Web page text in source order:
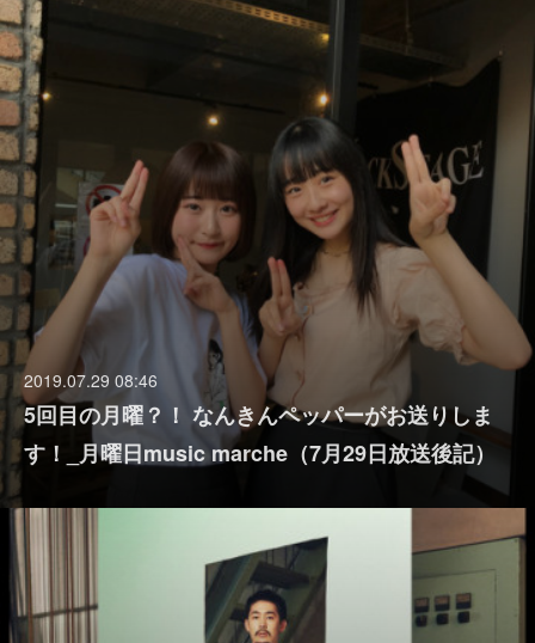
2019.07.29 08:46
5回目の月曜？！ なんきんペッパーがお送りしま
す！_月曜日music marche（7月29日放送後記）